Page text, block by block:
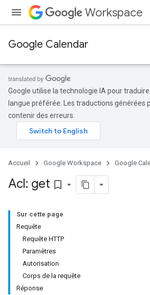
Workspace
Google Calendar
Google utilise la technologie IA pour
langue préférée. Les traductions générées
contenir des erreurs.
Accueil Google Workspace Google
Acl: get bookmark_border
Sur cette page
Requête
Requête HTTP
Paramètres
Autorisation
Corps de la requête
Réponse